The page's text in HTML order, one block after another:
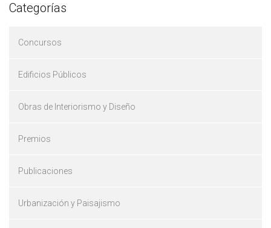
Categorías
Concursos
Edificios Públicos
Obras de Interiorismo y Diseño
Premios
Publicaciones
Urbanización y Paisajismo